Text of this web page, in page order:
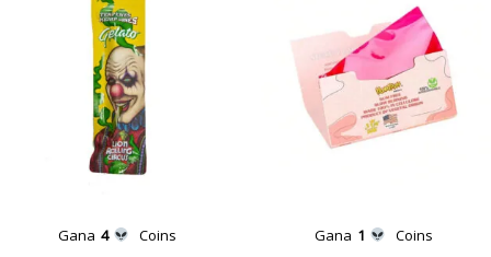
Gana 4 Coins Gana 1 Coins